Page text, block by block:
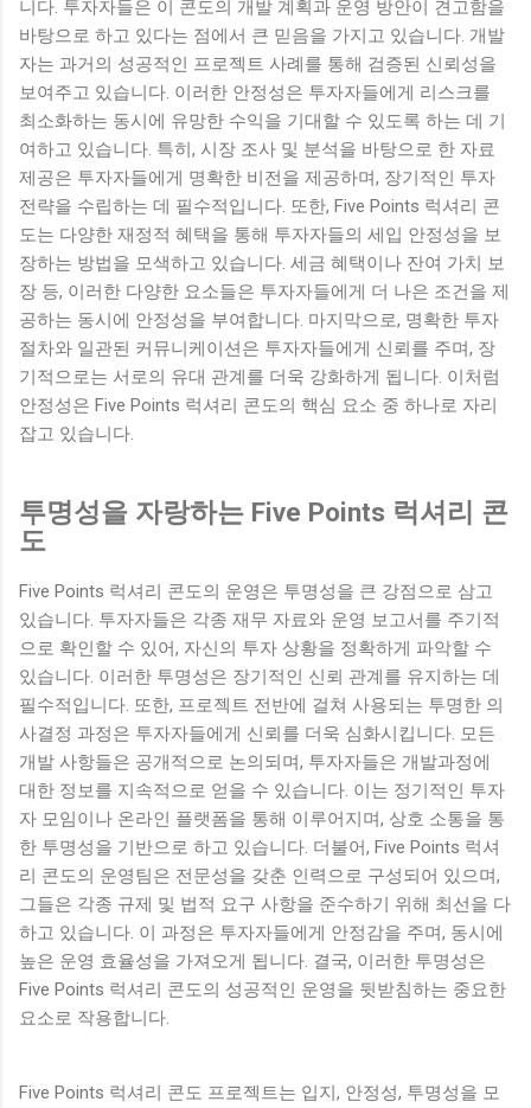
니다. 투자자들은 이 콘도의 개발 계획과 운영 방안이 견고함을
바탕으로 하고 있다는 점에서 큰 믿음을 가지고 있습니다. 개발
자는 과거의 성공적인 프로젝트 사례를 통해 검증된 신뢰성을
보여주고 있습니다. 이러한 안정성은 투자자들에게 리스크를
최소화하는 동시에 유망한 수익을 기대할 수 있도록 하는 데 기
여하고 있습니다. 특히, 시장 조사 및 분석을 바탕으로 한 자료
제공은 투자자들에게 명확한 비전을 제공하며, 장기적인 투자
전략을 수립하는 데 필수적입니다. 또한, Five Points 럭셔리 콘
도는 다양한 재정적 혜택을 통해 투자자들의 세입 안정성을 보
장하는 방법을 모색하고 있습니다. 세금 혜택이나 잔여 가치 보
장 등, 이러한 다양한 요소들은 투자자들에게 더 나은 조건을 제
공하는 동시에 안정성을 부여합니다. 마지막으로, 명확한 투자
절차와 일관된 커뮤니케이션은 투자자들에게 신뢰를 주며, 장
기적으로는 서로의 유대 관계를 더욱 강화하게 됩니다. 이처럼
안정성은 Five Points 럭셔리 콘도의 핵심 요소 중 하나로 자리
잡고 있습니다.
투명성을 자랑하는 Five Points 럭셔리 콘
도
Five Points 럭셔리 콘도의 운영은 투명성을 큰 강점으로 삼고
있습니다. 투자자들은 각종 재무 자료와 운영 보고서를 주기적
으로 확인할 수 있어, 자신의 투자 상황을 정확하게 파악할 수
있습니다. 이러한 투명성은 장기적인 신뢰 관계를 유지하는 데
필수적입니다. 또한, 프로젝트 전반에 걸쳐 사용되는 투명한 의
사결정 과정은 투자자들에게 신뢰를 더욱 심화시킵니다. 모든
개발 사항들은 공개적으로 논의되며, 투자자들은 개발과정에
대한 정보를 지속적으로 얻을 수 있습니다. 이는 정기적인 투자
자 모임이나 온라인 플랫폼을 통해 이루어지며, 상호 소통을 통
한 투명성을 기반으로 하고 있습니다. 더불어, Five Points 럭셔
리 콘도의 운영팀은 전문성을 갖춘 인력으로 구성되어 있으며,
그들은 각종 규제 및 법적 요구 사항을 준수하기 위해 최선을 다
하고 있습니다. 이 과정은 투자자들에게 안정감을 주며, 동시에
높은 운영 효율성을 가져오게 됩니다. 결국, 이러한 투명성은
Five Points 럭셔리 콘도의 성공적인 운영을 뒷받침하는 중요한
요소로 작용합니다.
Five Points 럭셔리 콘도 프로젝트는 입지, 안정성, 투명성을 모